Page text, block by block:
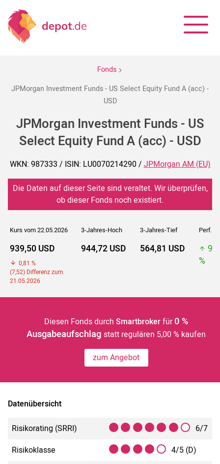
Fonds
JPMorgan Investment Funds - US Select Equity Fund A (acc) -
USD
JPMorgan Investment Funds - US
Select Equity Fund A (acc) - USD
WKN: 987333 / ISIN: LU0070214290 /JPMorgan AM (EU)
Die Daten auf dieser Seite sind veraltet. Wir überprüfen,
ob dieser Fonds noch existiert.
Kurs vom 22.05.2026 3-Jahres-Hoch 3-Jahres-Tief Perf. 5J
939,50 USD
0,81 %
(7,52) Differenz zum
21.05.2026
944,72 USD 564,81 USD
%
Diesen Fonds durch Smartbrokerfür 0 %
Ausgabeaufschlagstatt regulären 5,00 % kaufen
zum Angebot
Datenübersicht
Risikorating (SRRI)
6/7
Risikoklasse
4/5 (D)